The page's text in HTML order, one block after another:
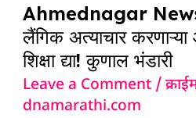
Ahmednagar News:
लैंगिक अत्याचार करणाऱ्या
शिक्षा द्या! कुणाल भंडारी
Leave a Comment /
dnamarathi.com